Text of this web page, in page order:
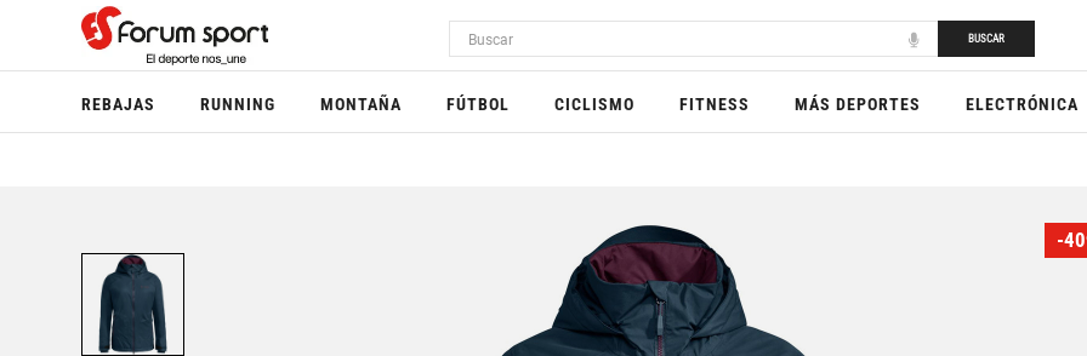
BUSCAR
REBAJAS RUNNING MONTAÑA FÚTBOL CICLISMO FITNESS MÁS DEPORTES ELECTRÓNICA
-40